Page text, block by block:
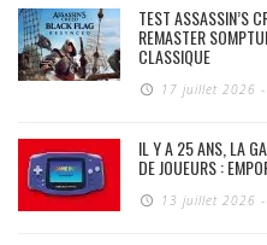
TEST ASSASSIN’S
REMASTER
CLASSIQUE
17 juillet 2026
IL Y A 25 ANS, LA
DE JOUEURS :
13 juillet 2026